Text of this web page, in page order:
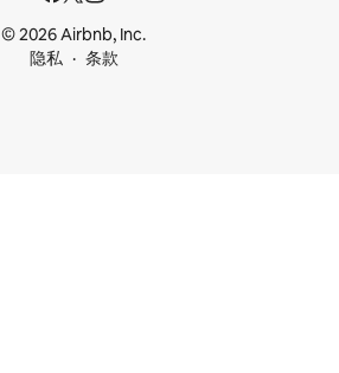
© 2026 Airbnb, Inc.
隐私
条款